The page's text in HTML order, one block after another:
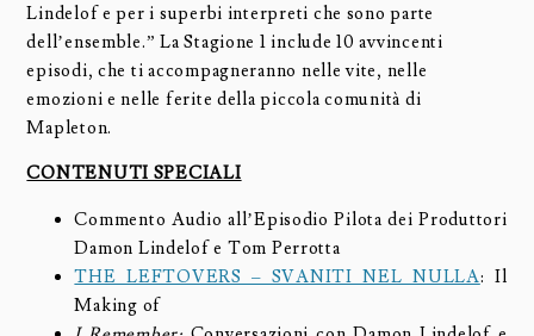
Lindelof e per i superbi interpreti che sono parte
dell’ensemble.” La Stagione 1 include 10 avvincenti
episodi, che ti accompagneranno nelle vite, nelle
emozioni e nelle ferite della piccola comunità di
Mapleton.
CONTENUTI SPECIALI
Commento Audio all’Episodio Pilota dei Produttori
Damon Lindelof e Tom Perrotta
THE LEFTOVERS – SVANITI NEL NULLA: Il
Making of